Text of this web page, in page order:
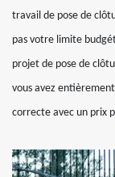
travail de pose de
pas votre limite
projet de pose de
vous avez
correcte avec un prix